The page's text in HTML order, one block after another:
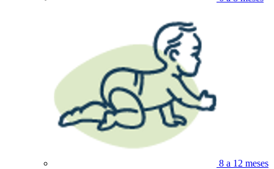
8 a 12 meses